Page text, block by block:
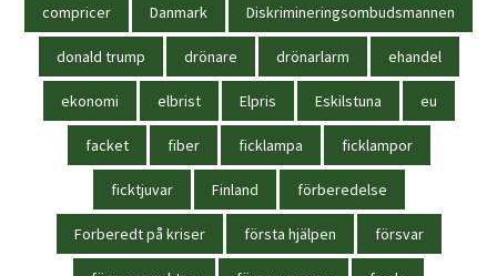
compricer Danmark Diskrimineringsombudsmannen
donald trump drönare drönarlarm ehandel
ekonomi elbrist Elpris Eskilstuna eu
facket fiber ficklampa ficklampor
ficktjuvar Finland förberedelse
Forberedt på kriser första hjälpen försvar